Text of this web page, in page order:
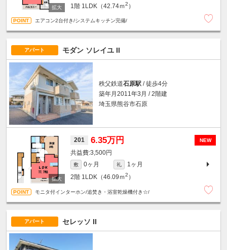
1階 1LDK（42.74ｍ2 ）
エアコン2台付き/システムキッチン完備/
アパート モダン ソレイユ II
秩父鉄道石原駅 / 徒歩4分
築年月2011年3月 / 2階建
埼玉県熊谷市石原
NEW
201 6.35万円
3,500円
敷 0ヶ月 礼
1ヶ月
2階 1LDK（46.09ｍ2 ）
モニタ付インターホン/追焚き・浴室乾燥機付き☆/
アパート セレッソ II